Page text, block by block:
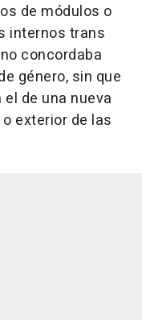
de módulos o
internos trans
concordaba
género, sin que
de una nueva
exterior de las